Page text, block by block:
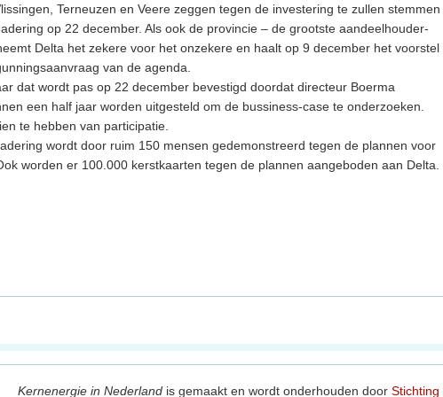
Terneuzen en Veere zeggen tegen de investering te zullen stemmen
op 22 december. Als ook de provincie – de grootste aandeelhouder-
Delta het zekere voor het onzekere en haalt op 9 december het voorstel
van de agenda.
dat wordt pas op 22 december bevestigd doordat directeur Boerma
een half jaar worden uitgesteld om de bussiness-case te onderzoeken.
te hebben van participatie.
wordt door ruim 150 mensen gedemonstreerd tegen de plannen voor
worden er 100.000 kerstkaarten tegen de plannen aangeboden aan Delta.
Kernenergie in Nederland is gemaakt en wordt onderhouden door Stichting